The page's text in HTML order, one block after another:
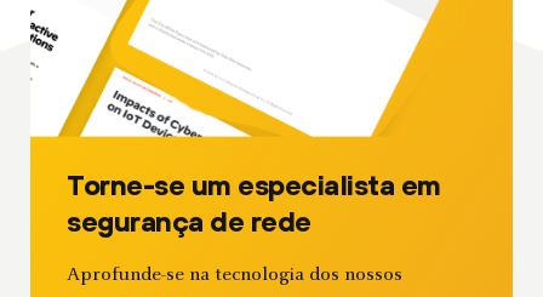
Torne-se um especialista em
segurança de rede
Aprofunde-se na tecnologia dos nossos